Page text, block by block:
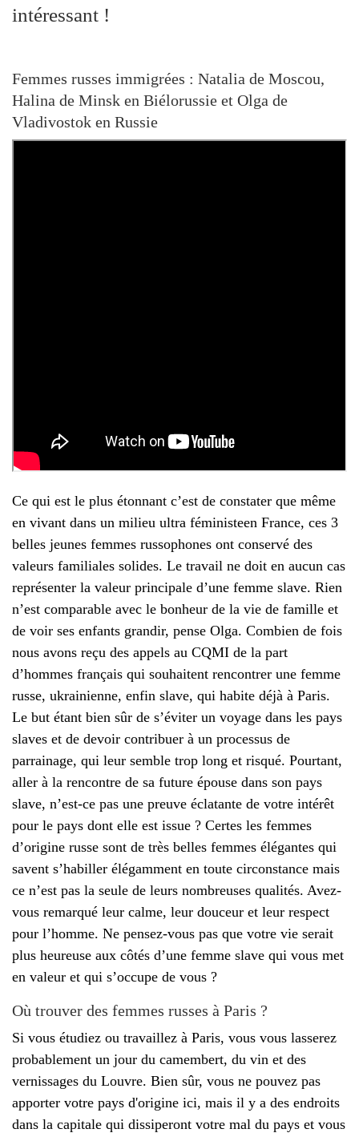
intéressant !
Femmes russes immigrées : Natalia de Moscou,
Halina de Minsk en Biélorussie et Olga de
Vladivostok en Russie
Ce qui est le plus étonnant c’est de constater que même
en vivant dans un milieu ultra féministeen France, ces 3
belles jeunes femmes russophones ont conservé des
valeurs familiales solides. Le travail ne doit en aucun cas
représenter la valeur principale d’une femme slave. Rien
n’est comparable avec le bonheur de la vie de famille et
de voir ses enfants grandir, pense Olga. Combien de fois
nous avons reçu des appels au CQMI de la part
d’hommes français qui souhaitent rencontrer une femme
russe, ukrainienne, enfin slave, qui habite déjà à Paris.
Le but étant bien sûr de s’éviter un voyage dans les pays
slaves et de devoir contribuer à un processus de
parrainage, qui leur semble trop long et risqué. Pourtant,
aller à la rencontre de sa future épouse dans son pays
slave, n’est-ce pas une preuve éclatante de votre intérêt
pour le pays dont elle est issue ? Certes les femmes
d’origine russe sont de très belles femmes élégantes qui
savent s’habiller élégamment en toute circonstance mais
ce n’est pas la seule de leurs nombreuses qualités. Avez-
vous remarqué leur calme, leur douceur et leur respect
pour l’homme. Ne pensez-vous pas que votre vie serait
plus heureuse aux côtés d’une femme slave qui vous met
en valeur et qui s’occupe de vous ?
Où trouver des femmes russes à Paris ?
Si vous étudiez ou travaillez à Paris, vous vous lasserez
probablement un jour du camembert, du vin et des
vernissages du Louvre. Bien sûr, vous ne pouvez pas
apporter votre pays d'origine ici, mais il y a des endroits
dans la capitale qui dissiperont votre mal du pays et vous